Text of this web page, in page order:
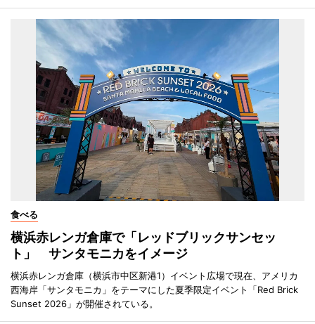
食べる
横浜赤レンガ倉庫で「レッドブリックサンセッ
ト」 サンタモニカをイメージ
横浜赤レンガ倉庫（横浜市中区新港1）イベント広場で現在、アメリカ
西海岸「サンタモニカ」をテーマにした夏季限定イベント「Red Brick
Sunset 2026」が開催されている。